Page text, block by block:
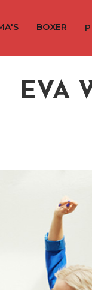
BOXER
EVA